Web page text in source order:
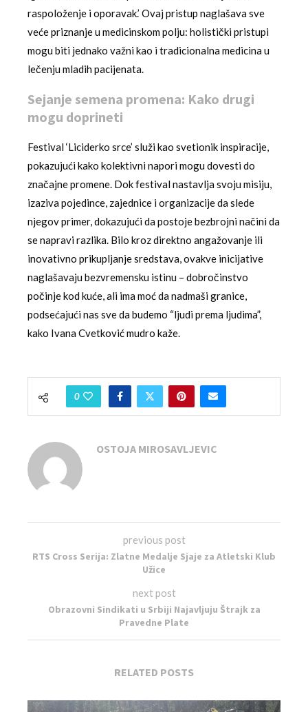
raspoloženje i oporavak.’ Ovaj pristup naglašava sve
veće priznanje u medicinskom polju: holistički pristupi
mogu biti jednako važni kao i tradicionalna medicina u
lečenju mladih pacijenata.
Sejanje semena promena: Kako drugi
mogu doprineti
Festival ‘Liciderko srce’ služi kao svetionik inspiracije,
pokazujući kako kolektivni napori mogu dovesti do
značajne promene. Dok festival nastavlja svoju misiju,
izaziva pojedince, zajednice i organizacije da slede
njegov primer, dokazujući da postoje bezbrojni načini da
se napravi razlika. Bilo kroz direktno angažovanje ili
inovativno prikupljanje sredstava, ovakve inicijative
naglašavaju bezvremensku istinu – dobročinstvo
počinje kod kuće, ali ima moć da nadmaši granice,
podsećajući nas sve da budemo “ljudi prema ljudima”,
kako Ivana Cvetković mudro kaže.
0
OSTOJA MIROSAVLJEVIC
previous post
RTS Cross Serija: Zlatne Medalje Sjaje za Atletski Klub
Užice
next post
Obrazovni Sindikati u Srbiji Najavljuju Štrajk za
Pravedne Plate
RELATED POSTS